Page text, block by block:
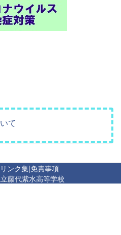
て
リンク集|免責事項
藤代紫水高等学校